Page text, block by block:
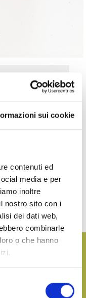
sui cookie
contenuti ed
media e per
inoltre
nostro sito con i
dei dati web,
combinarle
o che hanno
and basil. Inimitable
can be used in any
as a seasoning for
It is also used for gourmet
in warm or cold
cheese dishes.
product catalog?